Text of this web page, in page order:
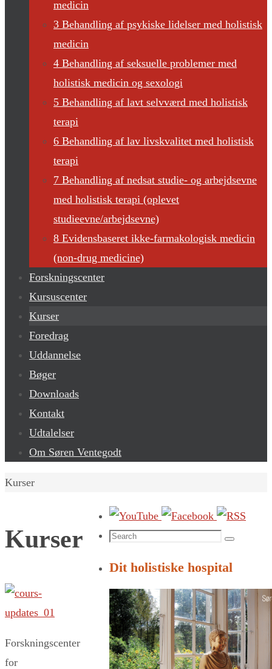
medicin
3 Behandling af psykiske lidelser med holistisk
medicin
4 Behandling af seksuelle problemer med
holistisk medicin og sexologi
5 Behandling af lavt selvværd med holistisk
terapi
6 Behandling af lav livskvalitet med holistisk
terapi
7 Behandling af nedsat studie- og arbejdsevne
med holistisk terapi (oplevet
studieevne/arbejdsevne)
8 Evidensbaseret ikke-farmakologisk medicin
(non-drug medicine)
Forskningscenter
Kursuscenter
Kurser
Foredrag
Uddannelse
Bøger
Downloads
Kontakt
Udtalelser
Om Søren Ventegodt
Home
Kurser
Kurser
Forskningscenter
for
Search
Search
Dit holistiske hospital